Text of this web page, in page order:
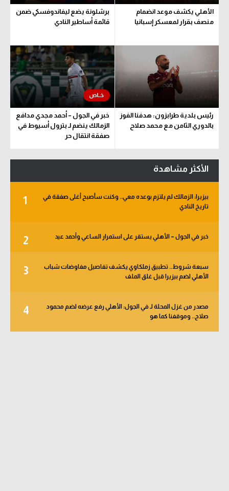
الأهلي يكشف موعد انضمام
منصف بقرار لمعسكر إسبانيا
برشلونة يضع ليفاندوفسكي ضمن
قائمة أساطير النادي
رئيس بلدية طرابزون: هدفنا الفوز
بالدوري الثامن مع محمد صلاح
خبر في الجول – أحمد مجدي مدافع
الزمالك ينضم لـ بترول أسيوط في
صفقة انتقال حر
الأكثر مشاهدة
1
بيزيرا: الزمالك لم يلتزم بوعده معي.. وكنت سأصبح أغلى صفقة في
تاريخ النادي
2 خبر في الجول – الأهلي يستقر على استمرار الساعي وأحمد عيد
3
سبعة شروط.. تطبيق زملكاوي يكشف تفاصيل مفاوضات شباب
الأهلي لضم بيزيرا قبل غلق الملف
4
مصدر من غزل المحلة لـ في الجول: الأهلي رفع عرضه لضم محمود
صلاح.. وموقفنا كما هو